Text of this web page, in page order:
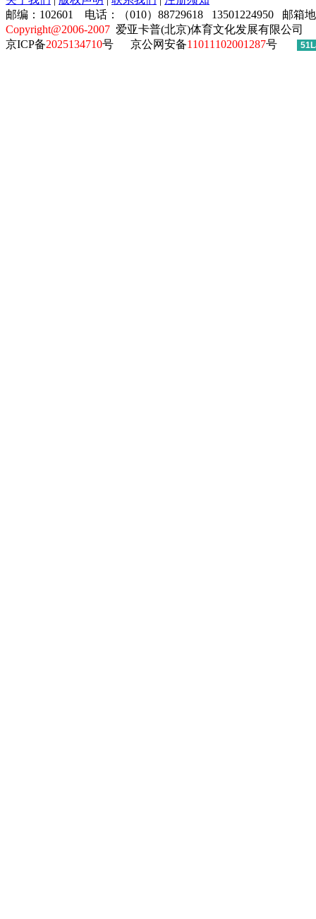
邮编：102601 电话：（010）88729618 13501224950 邮箱
Copyright@2006-2007 爱亚卡普(北京)体育文化发展有限公司
京ICP备2025134710号 京公网安备11011102001287号